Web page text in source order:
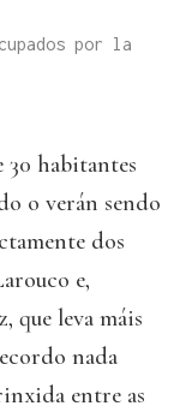
por la
30 habitantes
o verán sendo
dos
e,
que leva máis
nada
entre as